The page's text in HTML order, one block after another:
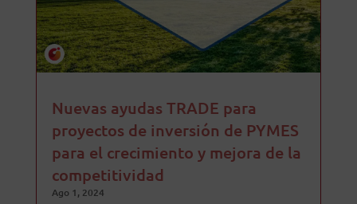
Nuevas ayudas TRADE para
proyectos de inversión de PYMES
para el crecimiento y mejora de la
competitividad
Ago 1, 2024